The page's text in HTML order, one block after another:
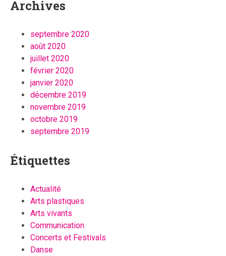
Archives
septembre 2020
août 2020
juillet 2020
février 2020
janvier 2020
décembre 2019
novembre 2019
octobre 2019
septembre 2019
Étiquettes
Actualité
Arts plastiques
Arts vivants
Communication
Concerts et Festivals
Danse